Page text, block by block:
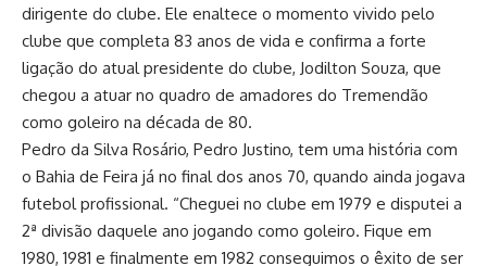
dirigente do clube. Ele enaltece o momento vivido pelo
clube que completa 83 anos de vida e confirma a forte
ligação do atual presidente do clube, Jodilton Souza, que
chegou a atuar no quadro de amadores do Tremendão
como goleiro na década de 80.
Pedro da Silva Rosário, Pedro Justino, tem uma história com
o Bahia de Feira já no final dos anos 70, quando ainda jogava
futebol profissional. “Cheguei no clube em 1979 e disputei a
2ª divisão daquele ano jogando como goleiro. Fique em
1980, 1981 e finalmente em 1982 conseguimos o êxito de ser